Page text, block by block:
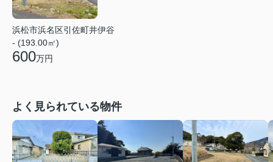
浜松市浜名区引佐町井伊谷
- (193.00㎡)
600万円
よく見られている物件